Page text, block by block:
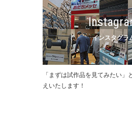
インスタグラ
「まずは試作品を⾒てみたい」
えいたします！